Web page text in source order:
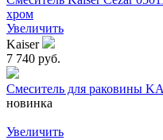
хром
Увеличить
Kaiser
7 740 руб.
Смеситель для раковины
новинка
Увеличить